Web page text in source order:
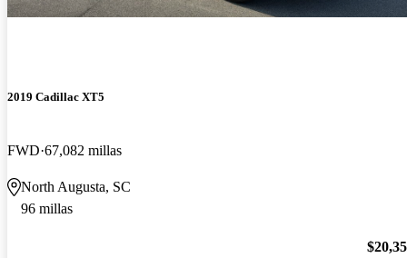
2019 Cadillac XT5
FWD 67,082 millas
North Augusta, SC
96 millas